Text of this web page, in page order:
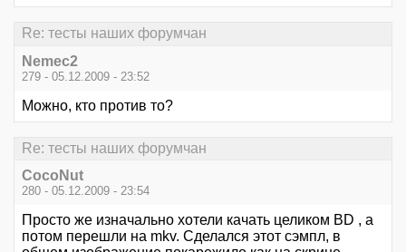
Re: тесты наших форумчан
Nemec2
279 - 05.12.2009 - 23:52
Можно, кто против то?
Re: тесты наших форумчан
CocoNut
280 - 05.12.2009 - 23:54
Просто же изначально хотели качать целиком BD , а
потом перешли на mkv. Сделался этот сэмпл, в